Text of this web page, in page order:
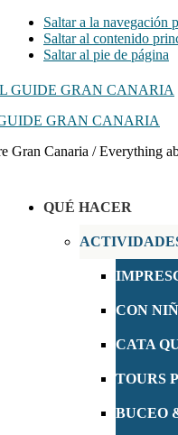
Saltar a la navegación
Saltar al contenido
Saltar al pie de página
GRAN CANARIA
Gran Canaria / Everything
QUÉ HACER
CON
CATA
TOURS
BUCEO